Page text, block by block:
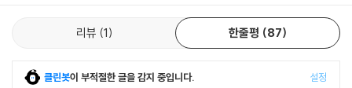
리뷰 1 한줄평 87
클린봇이 부적절한 글을 감지 중입니다. 설정